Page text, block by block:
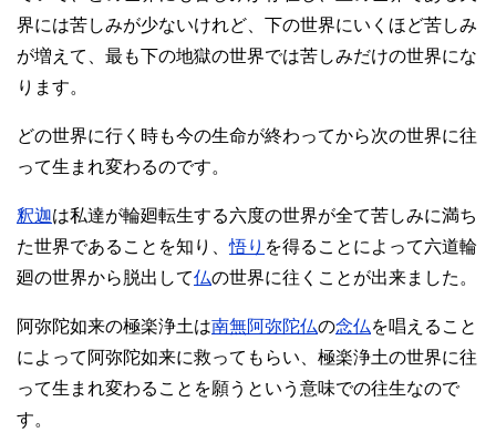
界には苦しみが少ないけれど、下の世界にいくほど苦しみ
が増えて、最も下の地獄の世界では苦しみだけの世界にな
ります。
どの世界に行く時も今の生命が終わってから次の世界に往
って生まれ変わるのです。
釈迦は私達が輪廻転生する六度の世界が全て苦しみに満ち
た世界であることを知り、悟り を得ることによって六道輪
廻の世界から脱出して仏の世界に往くことが出来ました。
阿弥陀如来の極楽浄土は南無阿弥陀仏の念仏を唱えること
によって阿弥陀如来に救ってもらい、極楽浄土の世界に往
って生まれ変わることを願うという意味での往生なので
す。